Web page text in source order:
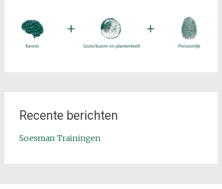
Recente berichten
Soesman Trainingen